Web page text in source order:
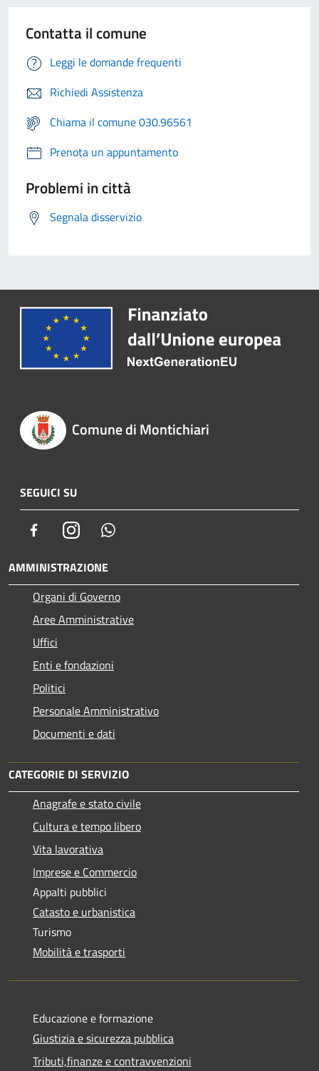
Contatta il comune
Leggi le domande frequenti
Richiedi Assistenza
Chiama il comune 030.96561
Prenota un appuntamento
Problemi in città
Segnala disservizio
Comune di Montichiari
SEGUICI SU
FacebookInstagram
AMMINISTRAZIONE
Organi di Governo
Aree Amministrative
Uffici
Enti e fondazioni
Politici
Personale Amministrativo
Documenti e dati
CATEGORIE DI SERVIZIO
Anagrafe e stato civile
Cultura e tempo libero
Vita lavorativa
Imprese e Commercio
Appalti pubblici
Catasto e urbanistica
Turismo
Mobilità e trasporti
Educazione e formazione
Giustizia e sicurezza pubblica
Tributi,finanze e contravvenzioni